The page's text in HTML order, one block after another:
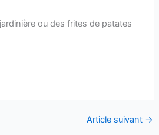
ou des frites de patates
Article suivant →